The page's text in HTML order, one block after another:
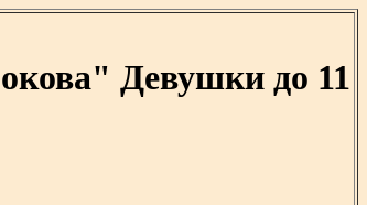
Девушки до 11